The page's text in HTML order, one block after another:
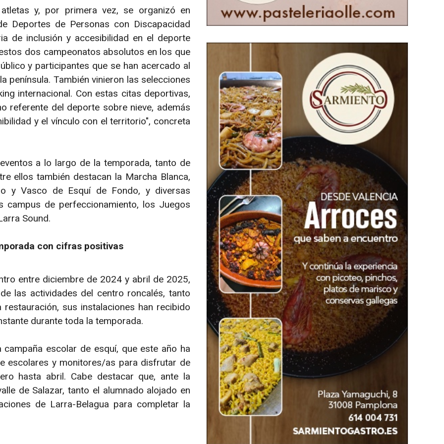
y, por primera vez, se organizó en
Deportes de Personas con Discapacidad
de inclusión y accesibilidad en el deporte
dos campeonatos absolutos en los que
y participantes que se han acercado al
península. También vinieron las selecciones
internacional. Con estas citas deportivas,
referente del deporte sobre nieve, además
y el vínculo con el territorio", concreta
a lo largo de la temporada, tanto de
ellos también destacan la Marcha Blanca,
y Vasco de Esquí de Fondo, y diversas
de perfeccionamiento, los Juegos
Sound.
con cifras positivas
entre diciembre de 2024 y abril de 2025,
las actividades del centro roncalés, tanto
sus instalaciones han recibido
durante toda la temporada.
escolar de esquí, que este año ha
escolares y monitores/as para disfrutar de
hasta abril. Cabe destacar que, ante la
de Salazar, tanto el alumnado alojado en
de Larra-Belagua para completar la